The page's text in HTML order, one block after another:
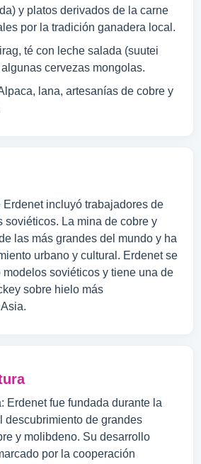
y platos derivados de la carne
por la tradición ganadera local.
té con leche salada (suutei
cervezas mongolas.
lana, artesanías de cobre y
Erdenet incluyó trabajadores de
soviéticos. La mina de cobre y
las más grandes del mundo y ha
urbano y cultural. Erdenet se
soviéticos y tiene una de
sobre hielo más
Erdenet fue fundada durante la
descubrimiento de grandes
y molibdeno. Su desarrollo
por la cooperación